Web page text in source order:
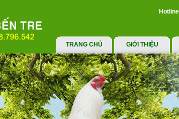
TRANG CHỦ GIỚI THIỆU